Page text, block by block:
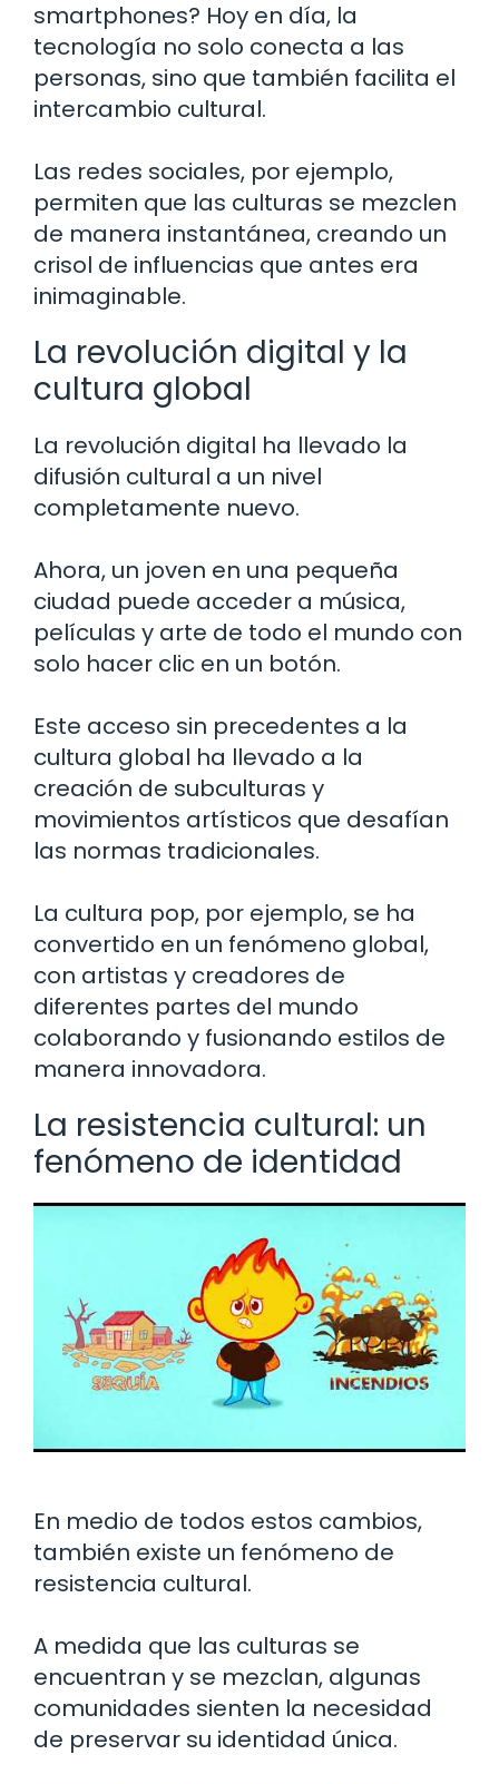
smartphones? Hoy en día, la
tecnología no solo conecta a las
personas, sino que también facilita el
intercambio cultural.
Las redes sociales, por ejemplo,
permiten que las culturas se mezclen
de manera instantánea, creando un
crisol de influencias que antes era
inimaginable.
La revolución digital y la
cultura global
La revolución digital ha llevado la
difusión cultural a un nivel
completamente nuevo.
Ahora, un joven en una pequeña
ciudad puede acceder a música,
películas y arte de todo el mundo con
solo hacer clic en un botón.
Este acceso sin precedentes a la
cultura global ha llevado a la
creación de subculturas y
movimientos artísticos que desafían
las normas tradicionales.
La cultura pop, por ejemplo, se ha
convertido en un fenómeno global,
con artistas y creadores de
diferentes partes del mundo
colaborando y fusionando estilos de
manera innovadora.
La resistencia cultural: un
fenómeno de identidad
En medio de todos estos cambios,
también existe un fenómeno de
resistencia cultural.
A medida que las culturas se
encuentran y se mezclan, algunas
comunidades sienten la necesidad
de preservar su identidad única.